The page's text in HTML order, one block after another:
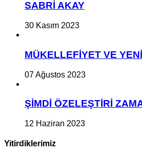
SABRİ AKAY
30 Kasım 2023
MÜKELLEFİYET VE
07 Ağustos 2023
ŞİMDİ ÖZELEŞTİRİ
12 Haziran 2023
Yitirdiklerimiz